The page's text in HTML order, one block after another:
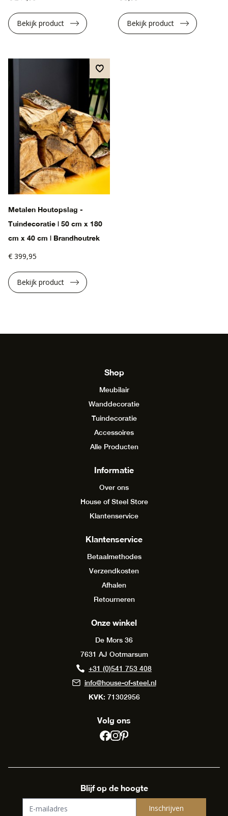
Bekijk product Bekijk product
Metalen Houtopslag -
Tuindecoratie | 50 cm x 180
cm x 40 cm | Brandhoutrek
€ 399,95
Bekijk product
Shop
Meubilair
Wanddecoratie
Tuindecoratie
Accessoires
Alle Producten
Informatie
Over ons
House of Steel Store
Klantenservice
Klantenservice
Betaalmethodes
Verzendkosten
Afhalen
Retourneren
Onze winkel
De Mors 36
7631 AJ Ootmarsum
+31 (0)541 753 408
info@house-of-steel.nl
KVK: 71302956
Volg ons
Blijf op de hoogte
Inschrijven